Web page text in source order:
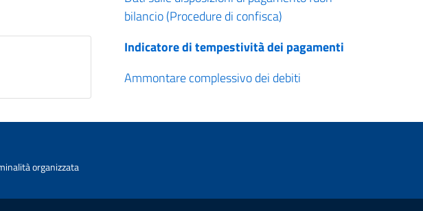
bilancio (Procedure di confisca)
Indicatore di tempestività dei pagamenti
Ammontare complessivo dei debiti
organizzata